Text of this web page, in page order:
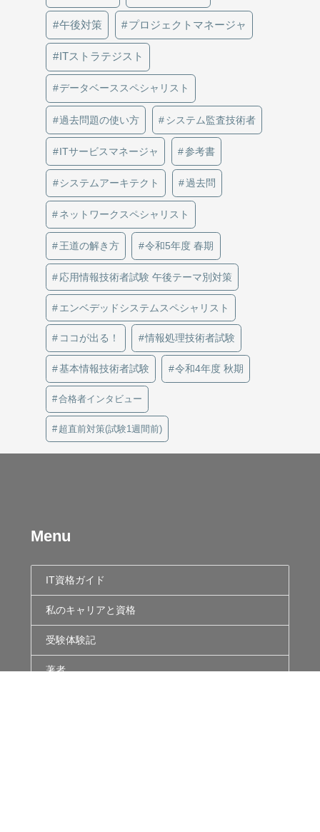
午後対策 プロジェクトマネージャ
ITストラテジスト
データベーススペシャリスト
過去問題の使い方 システム監査技術者
ITサービスマネージャ 参考書
システムアーキテクト 過去問
ネットワークスペシャリスト
王道の解き方 令和5年度 春期
応用情報技術者試験 午後テーマ別対策
エンベデッドシステムスペシャリスト
ココが出る！ 情報処理技術者試験
基本情報技術者試験 令和4年度 秋期
合格者インタビュー
超直前対策(試験1週間前)
Menu
IT資格ガイド
私のキャリアと資格
受験体験記
著者